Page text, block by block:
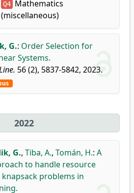
Q4 Mathematics
(miscellaneous)
G.: Order Selection for
Systems.
56 (2), 5837-5842, 2023.
2022
G., Tiba, A., Tomán, H.: A
to handle resource
problems in